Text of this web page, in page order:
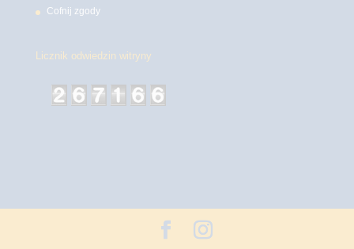
Cofnij zgody
Licznik odwiedzin witryny